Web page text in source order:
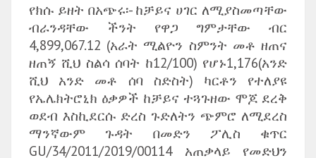
የክሱ ይዘት በአጭሩ፡- ከቻይና ሀገር ለሚያስመጣቸው
ብራንዳቸው ችንት የዋጋ ግምታቸው ብር
4,899,067.12 (አራት ሚልዮን ስምንት መቶ ዘጠና
ዘጠኝ ሺህ ስልሳ ሰባት ከ12/100) የሆኑ1,176(አንድ
ሺህ አንድ መቶ ሰባ ስድስት) ካርቶን የተለያዩ
የኤሌክትሮኒክ ዕቃዎች ከቻይና ተጓጉዘው ሞጆ ደረቅ
ወደብ እስኪደርሱ ድረስ ጉድለትን ጭምሮ ለሚደረስ
ማንኛውም ጉዳት በመድን ፖሊስ ቁጥር
GU/34/2011/2019/00114 አጠቃላይ የመድህን